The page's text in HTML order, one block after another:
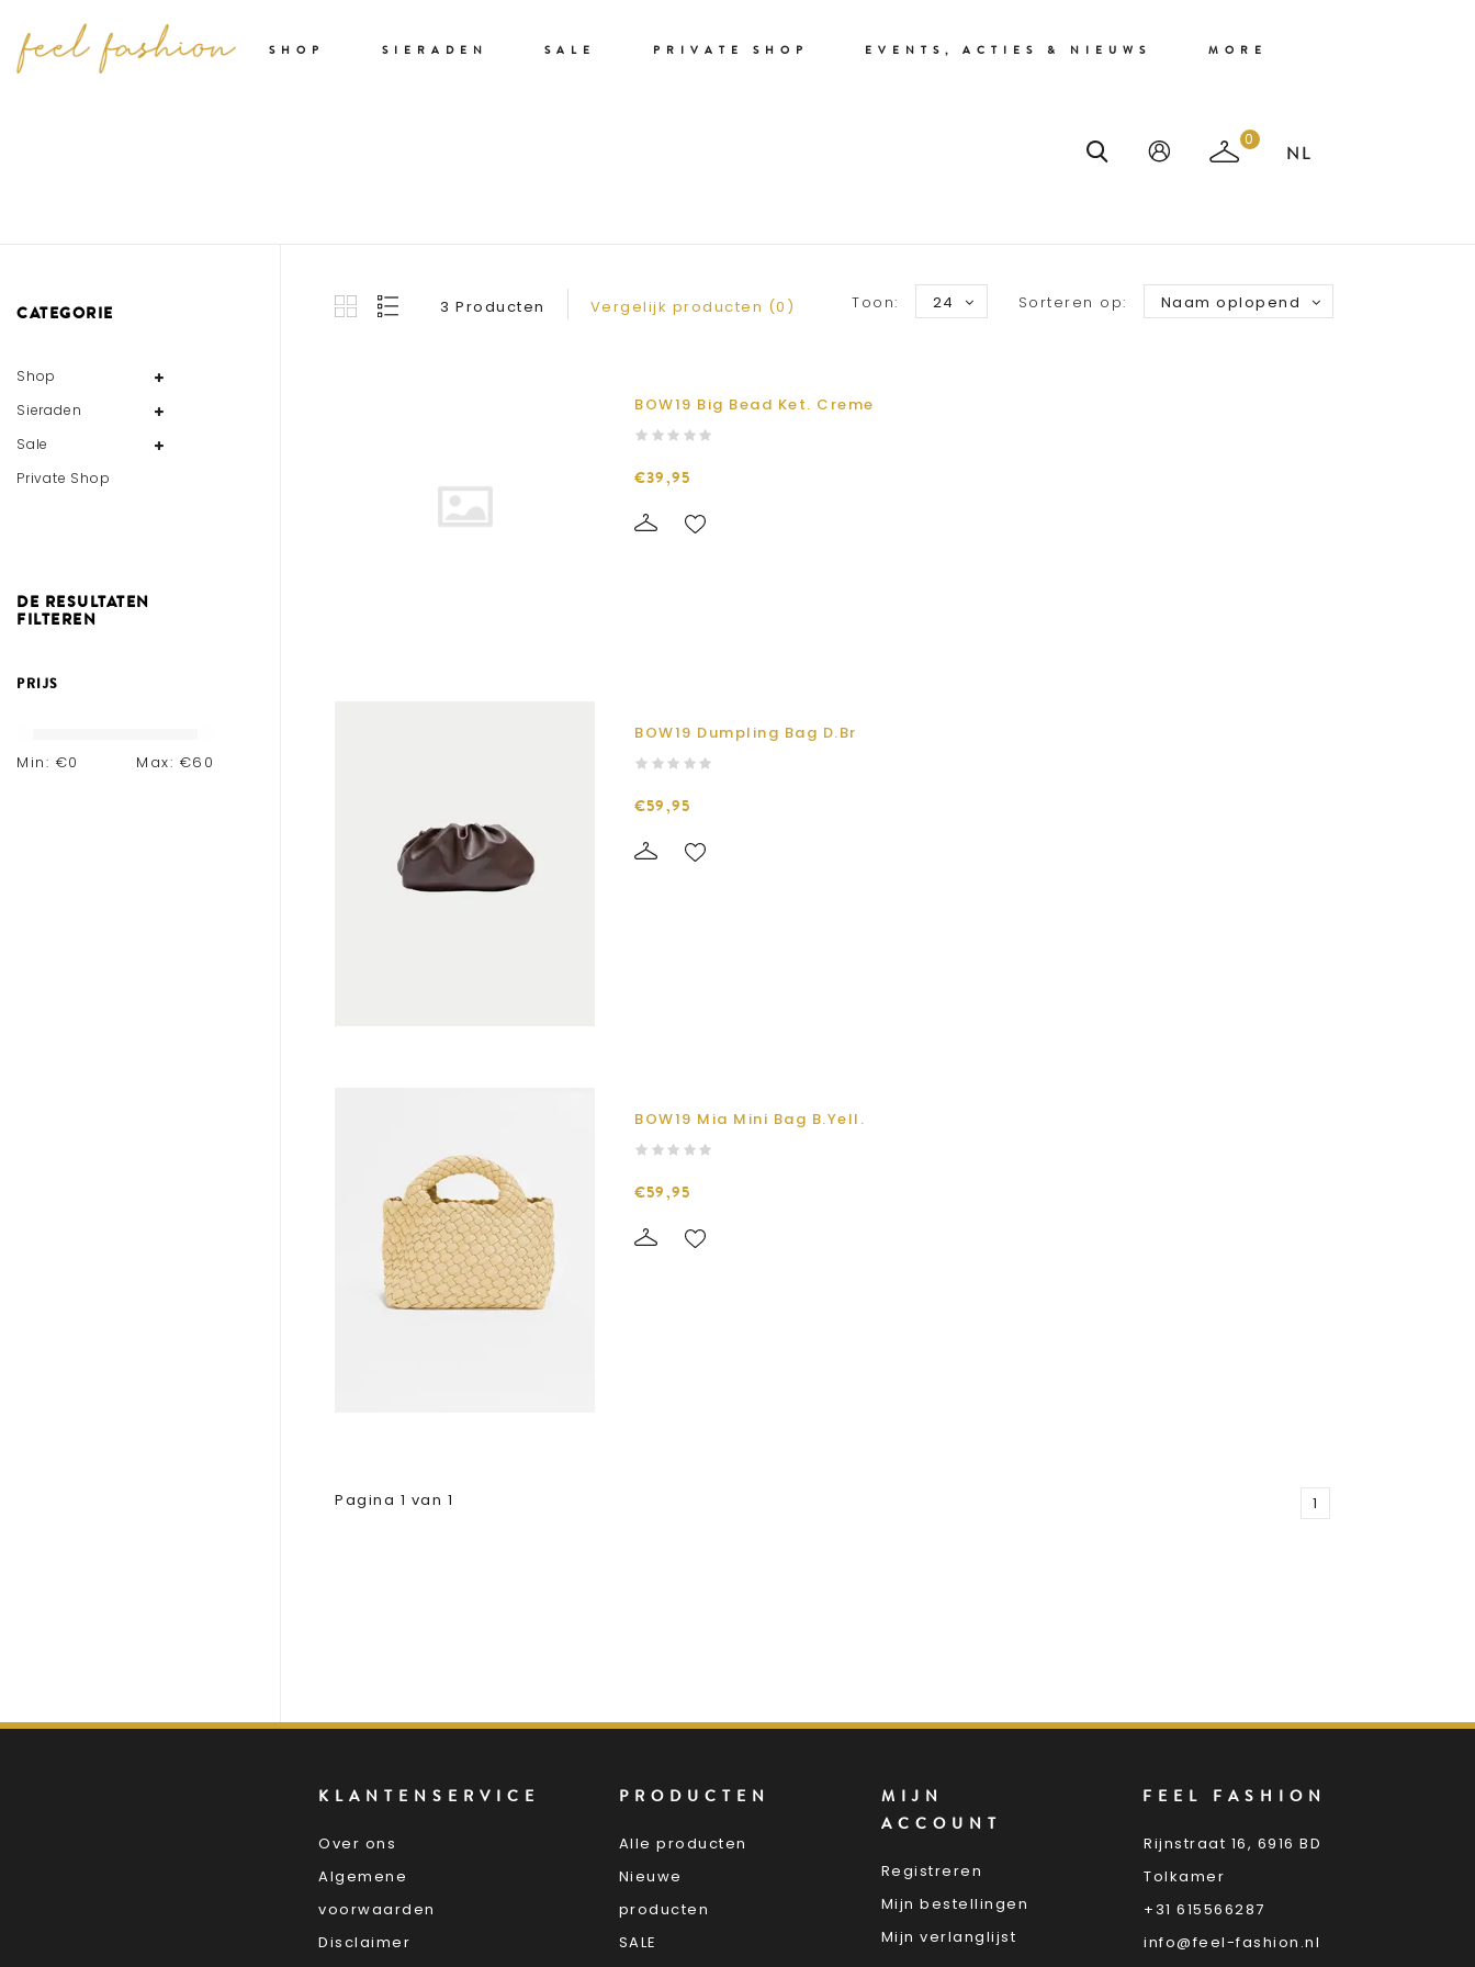
SHOP SIERADEN SALE PRIVATE SHOP EVENTS, ACTIES & NIEUWS MORE
0
CATEGORIE
Shop
Sieraden
Sale
Private Shop
DE RESULTATEN
FILTEREN
PRIJS
Min: €0 Max: €60
3 Producten Vergelijk producten (0) Sorteren op: Naam oplopend
Toon: 24
BOW19 Big Bead Ket. Creme
€39,95
BOW19 Dumpling Bag D.Br
€59,95
BOW19 Mia Mini Bag B.Yell.
€59,95
Pagina 1 van 1 1
KLANTENSERVICE
Over ons
Algemene
voorwaarden
Disclaimer
PRODUCTEN
Alle producten
Nieuwe
producten
SALE
MIJN
ACCOUNT
Registreren
Mijn bestellingen
Mijn verlanglijst
FEEL FASHION
Rijnstraat 16, 6916 BD
Tolkamer
+31 615566287
info@feel-fashion.nl